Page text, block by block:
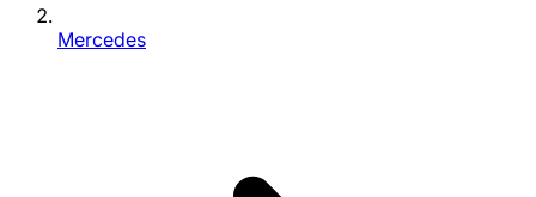
Mercedes